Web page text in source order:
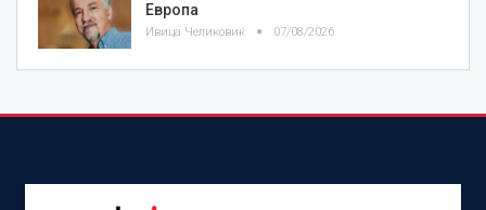
Европа
Ивица Челиковиќ 07/08/2026